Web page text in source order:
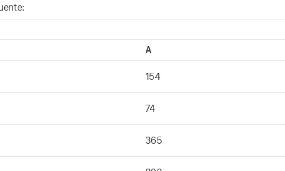
A
154
74
365